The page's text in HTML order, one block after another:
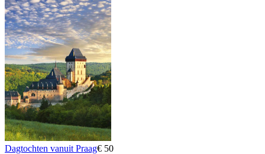
Dagtochten vanuit Praag€ 50